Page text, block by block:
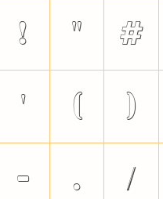
! " #
' ( )
- . /